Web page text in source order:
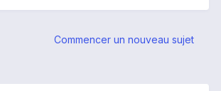
Commencer un nouveau sujet